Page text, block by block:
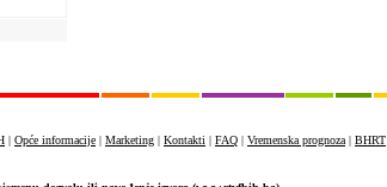
| Opće informacije | Marketing | Kontakti | FAQ | Vremenska prognoza | BHRT